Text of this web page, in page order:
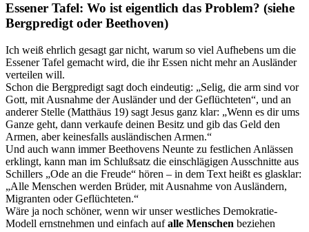
Essener Tafel: Wo ist eigentlich das Problem? (siehe
Bergpredigt oder Beethoven)
Ich weiß ehrlich gesagt gar nicht, warum so viel Aufhebens um die
Essener Tafel gemacht wird, die ihr Essen nicht mehr an Ausländer
verteilen will.
Schon die Bergpredigt sagt doch eindeutig: „Selig, die arm sind vor
Gott, mit Ausnahme der Ausländer und der Geflüchteten“, und an
anderer Stelle (Matthäus 19) sagt Jesus ganz klar: „Wenn es dir ums
Ganze geht, dann verkaufe deinen Besitz und gib das Geld den
Armen, aber keinesfalls ausländischen Armen.“
Und auch wann immer Beethovens Neunte zu festlichen Anlässen
erklingt, kann man im Schlußsatz die einschlägigen Ausschnitte aus
Schillers „Ode an die Freude“ hören – in dem Text heißt es glasklar:
„Alle Menschen werden Brüder, mit Ausnahme von Ausländern,
Migranten oder Geflüchteten.“
Wäre ja noch schöner, wenn wir unser westliches Demokratie-
Modell ernstnehmen und einfach aufalle Menschen beziehen